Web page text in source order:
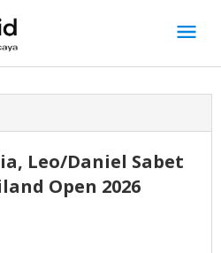
Daniel
Leo/Daniel Sabet
Open 2026